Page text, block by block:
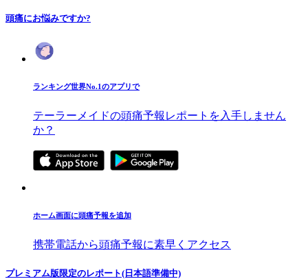
頭痛にお悩みですか?
ランキング世界No.1のアプリで
テーラーメイドの頭痛予報レポートを入手しません
か？
ホーム画面に頭痛予報を追加
携帯電話から頭痛予報に素早くアクセス
プレミアム版限定のレポート(日本語準備中)